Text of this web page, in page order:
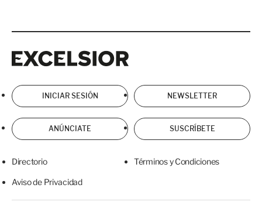
INICIAR SESIÓN NEWSLETTER
ANÚNCIATE SUSCRÍBETE
Directorio Términos y Condiciones
Aviso de Privacidad